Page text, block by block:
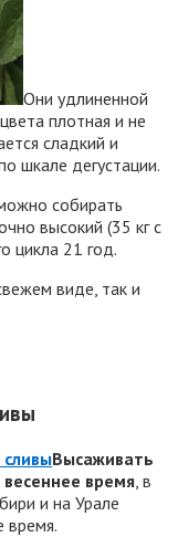
Они удлиненной
плотная и не
сладкий и
шкале дегустации.
собирать
высокий (35 кг с
цикла 21 год.
виде, так и
Высаживать
время , в
и на Урале
время.